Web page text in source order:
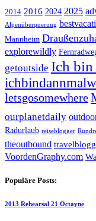
2014 2016 2024 2025
Alpenüberquerung
Mannheim
explorewildly
getoutside Ich bin
letsgosomewhere
ourplanetdaily
Radurlaub reiseblogger
theoutbound
VoordenGraphy.com
Populäre Posts:
2013 Rehearsal 21 Octayne